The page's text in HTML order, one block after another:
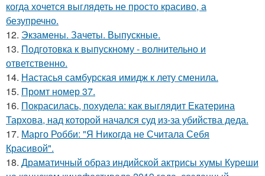
когда хочется выглядеть не просто красиво, а
безупречно.
12. Экзамены. Зачеты. Выпускные.
13. Подготовка к выпускному - волнительно и
ответственно.
14. Настасья самбурская имидж к лету сменила.
15. Промт номер 37.
16. Покрасилась, похудела: как выглядит Екатерина
Тархова, над которой начался суд из-за убийства деда.
17. Марго Робби: "Я Никогда не Считала Себя
Красивой".
18. Драматичный образ индийской актрисы хумы Куреши